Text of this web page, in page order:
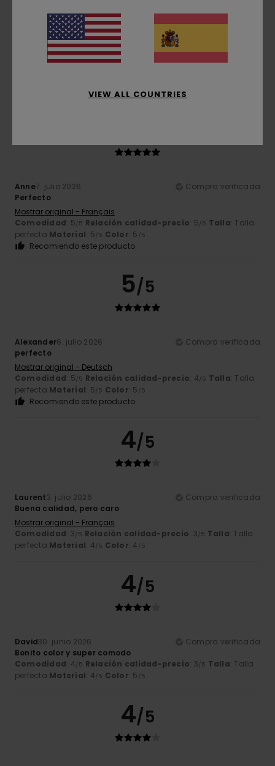
9. julio 2026
calidad excelente
Mostrar original - Français
Recomiendo este producto
Anne7. julio 2026
Compra verificada
Perfecto
Mostrar original - Français
Comodidad: 5/5 Relación calidad-precio: 5/5 Talla: Talla
perfecta Material: 5/5 Color: 5 /5
Recomiendo este producto
5/5
Alexander6. julio 2026
Compra verificada
perfecto
Mostrar original - Deutsch
Comodidad: 5/5 Relación calidad-precio: 4/5 Talla: Talla
perfecta Material: 5/5 Color: 5 /5
Recomiendo este producto
4/5
Laurent3. julio 2026
Compra verificada
Buena calidad, pero caro
Mostrar original - Français
Comodidad: 3/5 Relación calidad-precio: 3/5 Talla: Talla
perfecta Material: 4/5 Color: 4 /5
4/5
David30. junio 2026
Compra verificada
Bonito color y super comodo
Comodidad: 4/5 Relación calidad-precio: 3/5 Talla: Talla
perfecta Material: 4/5 Color: 5 /5
4/5
VIEW ALL COUNTRIES